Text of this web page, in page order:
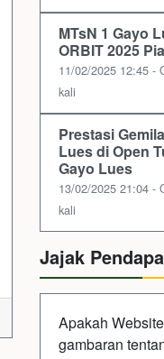
MTsN 1 Gayo
ORBIT 2025
11/02/2025 12:45 -
kali
Prestasi
Lues di Open
Gayo Lues
13/02/2025 21:04 -
kali
Jajak
Apakah
gambaran